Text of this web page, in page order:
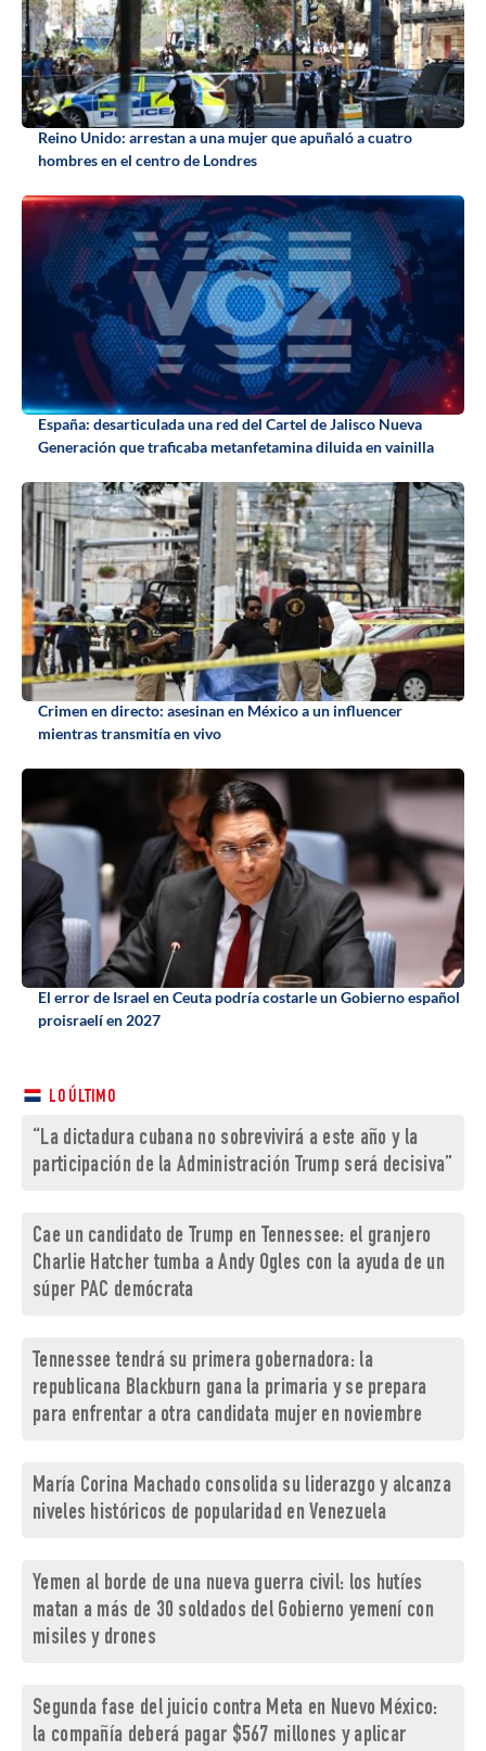
Reino Unido: arrestan a una mujer que apuñaló a cuatro
hombres en el centro de Londres
España: desarticulada una red del Cartel de Jalisco Nueva
Generación que traficaba metanfetamina diluida en vainilla
Crimen en directo: asesinan en México a un influencer
mientras transmitía en vivo
El error de Israel en Ceuta podría costarle un Gobierno español
proisraelí en 2027
LO ÚLTIMO
“La dictadura cubana no sobrevivirá a este año y la
participación de la Administración Trump será decisiva”
Cae un candidato de Trump en Tennessee: el granjero
Charlie Hatcher tumba a Andy Ogles con la ayuda de un
súper PAC demócrata
Tennessee tendrá su primera gobernadora: la
republicana Blackburn gana la primaria y se prepara
para enfrentar a otra candidata mujer en noviembre
María Corina Machado consolida su liderazgo y alcanza
niveles históricos de popularidad en Venezuela
Yemen al borde de una nueva guerra civil: los hutíes
matan a más de 30 soldados del Gobierno yemení con
misiles y drones
Segunda fase del juicio contra Meta en Nuevo México:
la compañía deberá pagar $567 millones y aplicar